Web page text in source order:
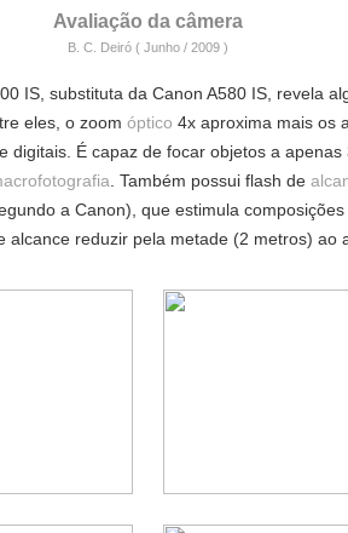
Avaliação da câmera
B. C. Deiró ( Junho / 2009)
IS, substituta da Canon A580 IS, revela
eles, o zoom óptico 4x aproxima mais os
digitais. É capaz de focar objetos a apenas
. Também possui flash de
a Canon), que estimula
alcance reduzir pela metade (2 metros) ao